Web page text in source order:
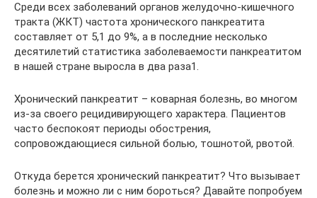
Среди всех заболеваний органов желудочно-кишечного
тракта (ЖКТ) частота хронического панкреатита
составляет от 5,1 до 9%, а в последние несколько
десятилетий статистика заболеваемости панкреатитом
в нашей стране выросла в два раза1.
Хронический панкреатит – коварная болезнь, во многом
из-за своего рецидивирующего характера. Пациентов
часто беспокоят периоды обострения,
сопровождающиеся сильной болью, тошнотой, рвотой.
Откуда берется хронический панкреатит? Что вызывает
болезнь и можно ли с ним бороться? Давайте попробуем